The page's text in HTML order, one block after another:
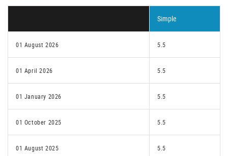
Simple
01 August 2026 5.5
01 April 2026 5.5
01 January 2026 5.5
01 October 2025 5.5
01 August 2025 5.5